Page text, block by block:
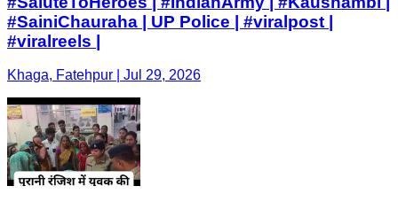
#SainiChauraha | UP Police | #viralpost |
#viralreels |
Khaga, Fatehpur | Jul 29, 2026